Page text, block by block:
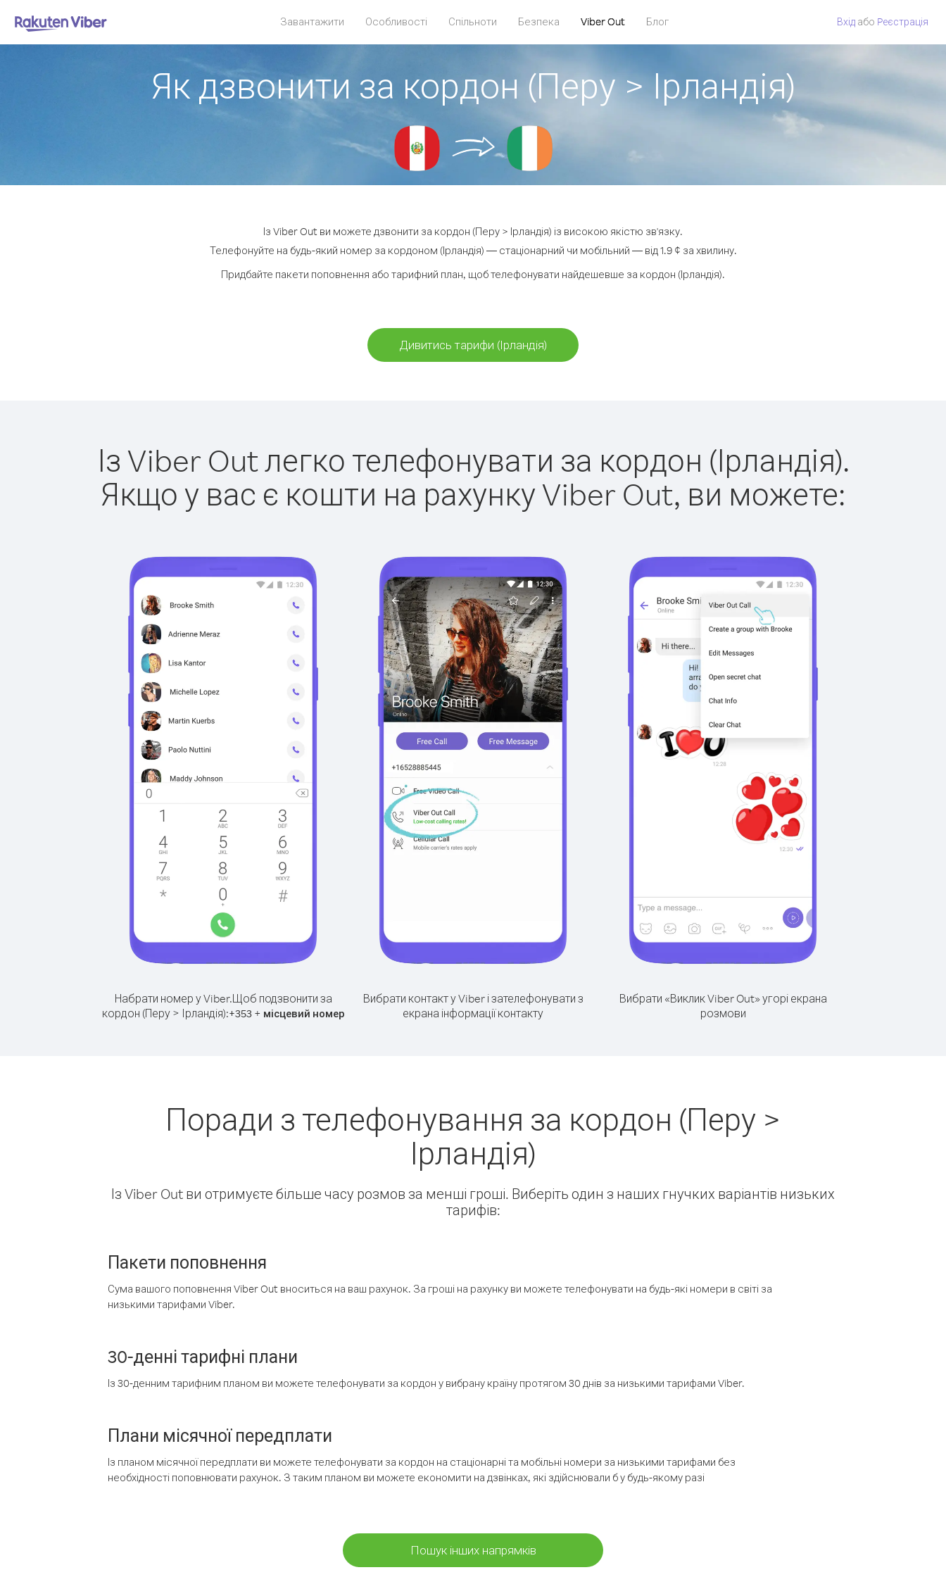
Завантажити Особливості Спільноти Безпека Viber Out Блог Вхід або Pеєстрація
Як дзвонити за кордон (Перу > Ірландія)
Із Viber Out ви можете дзвонити за кордон (Перу > Ірландія) із високою якістю зв'язку.
Телефонуйте на будь-який номер за кордоном (Ірландія) — стаціонарний чи мобільний — від 1.9 ¢ за хвилину.
Придбайте пакети поповнення або тарифний план, щоб телефонувати найдешевше за кордон (Ірландія).
Дивитись тарифи (Ірландія)
Із Viber Out легко телефонувати за кордон (Ірландія).
Якщо у вас є кошти на рахунку Viber Out, ви можете:
Набрати номер у Viber.Щоб подзвонити за
кордон (Перу > Ірландія):+353+ місцевий номер
Вибрати контакт у Viber і зателефонувати з
екрана інформації контакту
Вибрати «Виклик Viber Out» угорі екрана
розмови
Поради з телефонування за кордон (Перу >
Ірландія)
Із Viber Out ви отримуєте більше часу розмов за менші гроші. Виберіть один з наших гнучких варіантів низьких
тарифів:
Пакети поповнення
Сума вашого поповнення Viber Out вноситься на ваш рахунок. За гроші на рахунку ви можете телефонувати на будь-які номери в світі за
низькими тарифами Viber.
30-денні тарифні плани
Із 30-денним тарифним планом ви можете телефонувати за кордон у вибрану країну протягом 30 днів за низькими тарифами Viber.
Плани місячної передплати
Із планом місячної передплати ви можете телефонувати за кордон на стаціонарні та мобільні номери за низькими тарифами без
необхідності поповнювати рахунок. З таким планом ви можете економити на дзвінках, які здійснювали б у будь-якому разі
Пошук інших напрямків